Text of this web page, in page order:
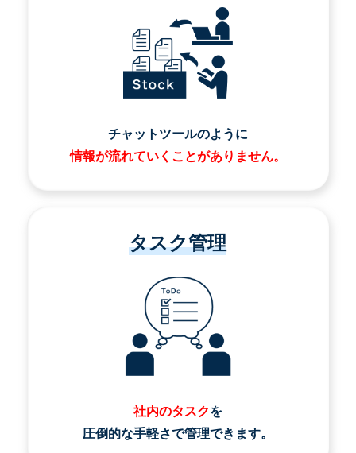
チャットツールのように
情報が流れていくことがありません。
タスク管理
社内のタスクを
圧倒的な手軽さで管理できます。